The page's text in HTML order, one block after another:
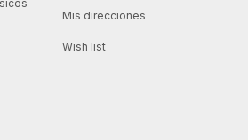
Mis direcciones
Wish list